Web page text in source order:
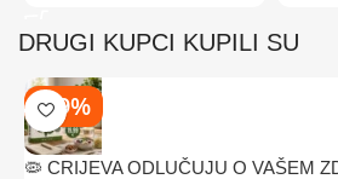
DRUGI KUPCI KUPILI SU
-39%
🦠 CRIJEVA ODLUČUJU O VAŠEM